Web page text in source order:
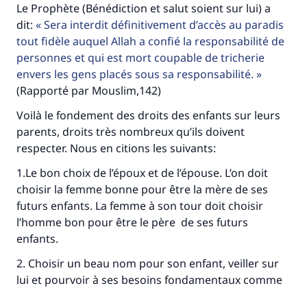
Le Prophète (Bénédiction et salut soient sur lui) a
dit:
Sera interdit définitivement d’accès au paradis
tout fidèle auquel Allah a confié la responsabilité de
personnes et qui est mort coupable de tricherie
envers les gens placés sous sa responsabilité.
(Rapporté par Mouslim,142)
Voilà le fondement des droits des enfants sur leurs
parents, droits très nombreux qu’ils doivent
respecter. Nous en citions les suivants:
1.Le bon choix de l’époux et de l’épouse. L’on doit
choisir la femme bonne pour être la mère de ses
futurs enfants. La femme à son tour doit choisir
l’homme bon pour être le père de ses futurs
enfants.
2. Choisir un beau nom pour son enfant, veiller sur
lui et pourvoir à ses besoins fondamentaux comme